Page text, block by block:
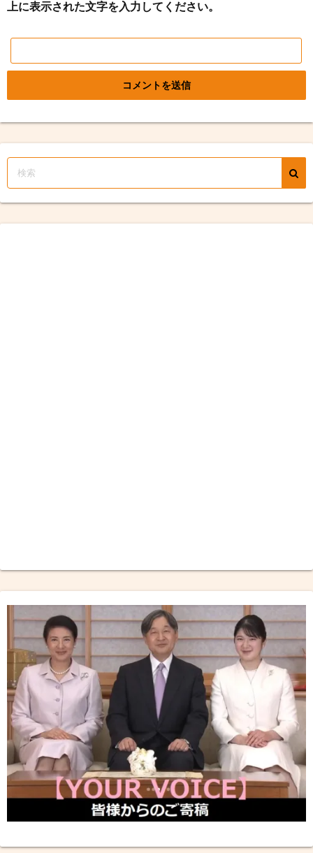
上に表示された文字を入力してください。